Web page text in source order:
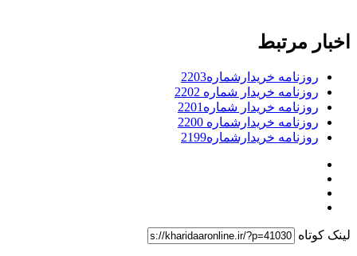
اخبار مرتبط
روزنامه خریدارشماره2203
روزنامه خریدار شماره 2202
روزنامه خریدار شماره2201
روزنامه خریدارشماره 2200
روزنامه خریدارشماره2199
لینک کوتاه